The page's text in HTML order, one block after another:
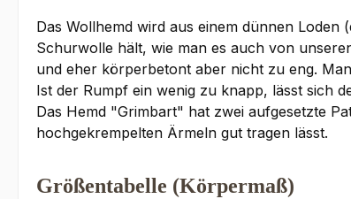
Das Wollhemd wird aus einem dünnen
Schurwolle hält, wie man es auch von
und eher körperbetont aber nicht zu eng.
Ist der Rumpf ein wenig zu knapp, lässt sich
Das Hemd "Grimbart" hat zwei aufgesetzte
hochgekrempelten Ärmeln gut tragen lässt.
Größentabelle (Körpermaß)